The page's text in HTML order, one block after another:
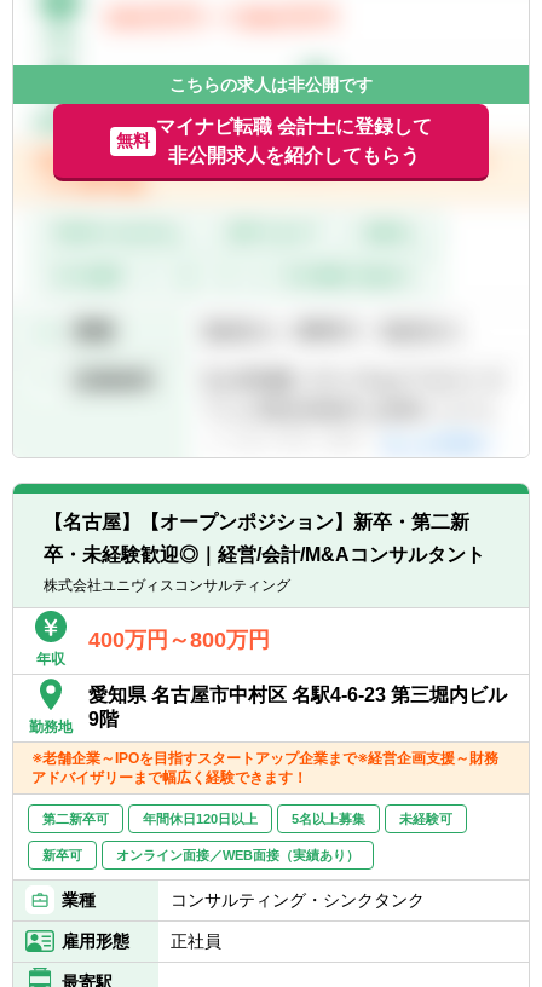
画によってITの知見を得て頂くことで、より
自身の市場価値が高まるだけでなく、コンサ
ルタントという立ち位置で参画頂くことでよ
りクライアントと蜜な関係で課題解決するこ
とが可能です。
→クライアントとの実業務を通じて、課題
抽出から、業務面及びシステム面の業務改善
を実行します。
▼プロジェクト例
・実業務を通じて潜在課題の抽出～解決まで
を行うコンサルティング業務
・クライアントと年間契約を締結する決算全
でなく教育・体制面のアドバイザリーも実施)
・グループ経営統合(上場企業同士M&A)に関
する課題解決・監査対応及び一連の業務プロ
セスの改善～実行のコンサルティング業務
・決算業務改善コンサルティング、決算早期
化プロジェクト等
▼組織について
・事業統括本部 連結会計事業部 マネジメ
こちらの求人は非公開です
無料
マイナビ転職 会計士に登録して
非公開求人を紹介してもらう
【名古屋】【オープンポジション】新卒・第二新
卒・未経験歓迎◎｜経営/会計/M&Aコンサルタント
株式会社ユニヴィスコンサルティング
年収
400万円～800万円
勤務地
愛知県 名古屋市中村区 名駅4-6-23 第三堀内ビル
9階
※老舗企業～IPOを目指すスタートアップ企業まで※経営企画支援～財務
アドバイザリーまで幅広く経験できます！
第二新卒可 年間休日120日以上 5名以上募集 未経験可
新卒可 オンライン面接／WEB面接（実績あり）
業種 コンサルティング・シンクタンク
雇用形態 正社員
最寄駅